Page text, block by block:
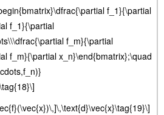
f_1}{\partial
f_1}{\partial
f_m}{\partial
f_m}{\partial x_n}\end{bmatrix};\quad